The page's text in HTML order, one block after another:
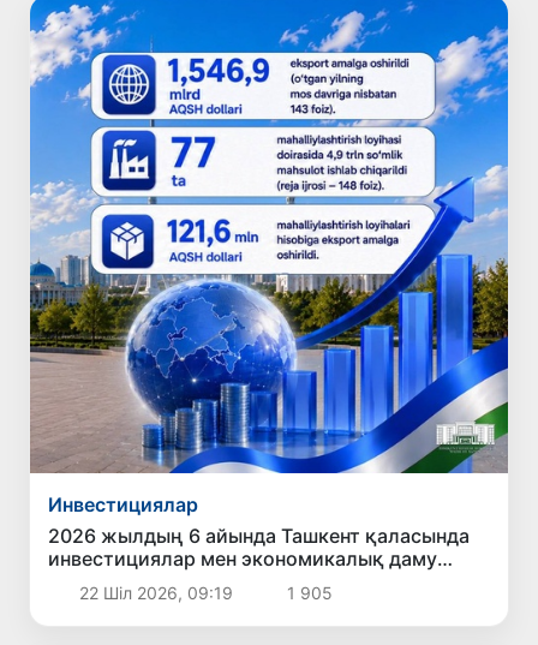
Инвестициялар
2026 жылдың 6 айында Ташкент қаласында
инвестициялар мен экономикалық даму
бағытында қол жеткізілген негізгі нәтижелер
жарияландым
22 Шіл 2026, 09:19 1 905